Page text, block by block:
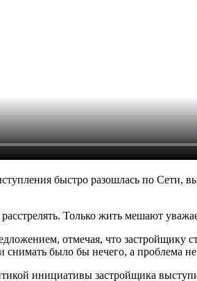
быстро разошлась по Сети,
Только жить мешают
отмечая, что застройщику
было бы нечего, а проблема не
инициативы застройщика